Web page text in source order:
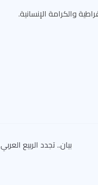
والكرامة الإنسانية.
بيان.. تجدد الربيع العربي